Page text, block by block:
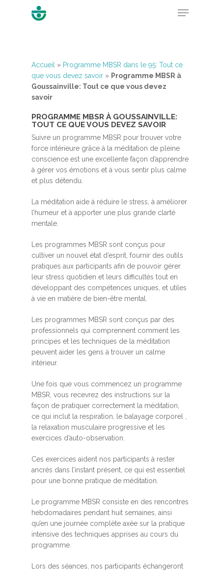
Hit enter to search or ESC to close
Accueil » Programme MBSR dans le 95: Tout ce
que vous devez savoir » Programme MBSR à
Goussainville: Tout ce que vous devez
savoir
PROGRAMME MBSR À GOUSSAINVILLE:
TOUT CE QUE VOUS DEVEZ SAVOIR
Suivre un programme MBSR pour trouver votre
force intérieure grâce à la méditation de pleine
conscience est une excellente façon d’apprendre
à gérer vos émotions et à vous sentir plus calme
et plus détendu.
La méditation aide à réduire le stress, à améliorer
l’humeur et à apporter une plus grande clarté
mentale.
Les programmes MBSR sont conçus pour
cultiver un nouvel état d’esprit, fournir des outils
pratiques aux participants afin de pouvoir gérer
leur stress quotidien et leurs difficultés tout en
développant des compétences uniques, et utiles
à vie en matière de bien-être mental.
Les programmes MBSR sont conçus par des
professionnels qui comprennent comment les
principes et les techniques de la méditation
peuvent aider les gens à trouver un calme
intérieur.
Une fois que vous commencez un programme
MBSR, vous recevrez des instructions sur la
façon de pratiquer correctement la méditation,
ce qui inclut la respiration, le balayage corporel ,
la relaxation musculaire progressive et les
exercices d’auto-observation.
Ces exercices aident nos participants à rester
ancrés dans l’instant présent, ce qui est essentiel
pour une bonne pratique de méditation.
Le programme MBSR consiste en des rencontres
hebdomadaires pendant huit semaines, ainsi
qu’en une journée complète axée sur la pratique
intensive des techniques apprises au cours du
programme.
Lors des séances, nos participants échangeront